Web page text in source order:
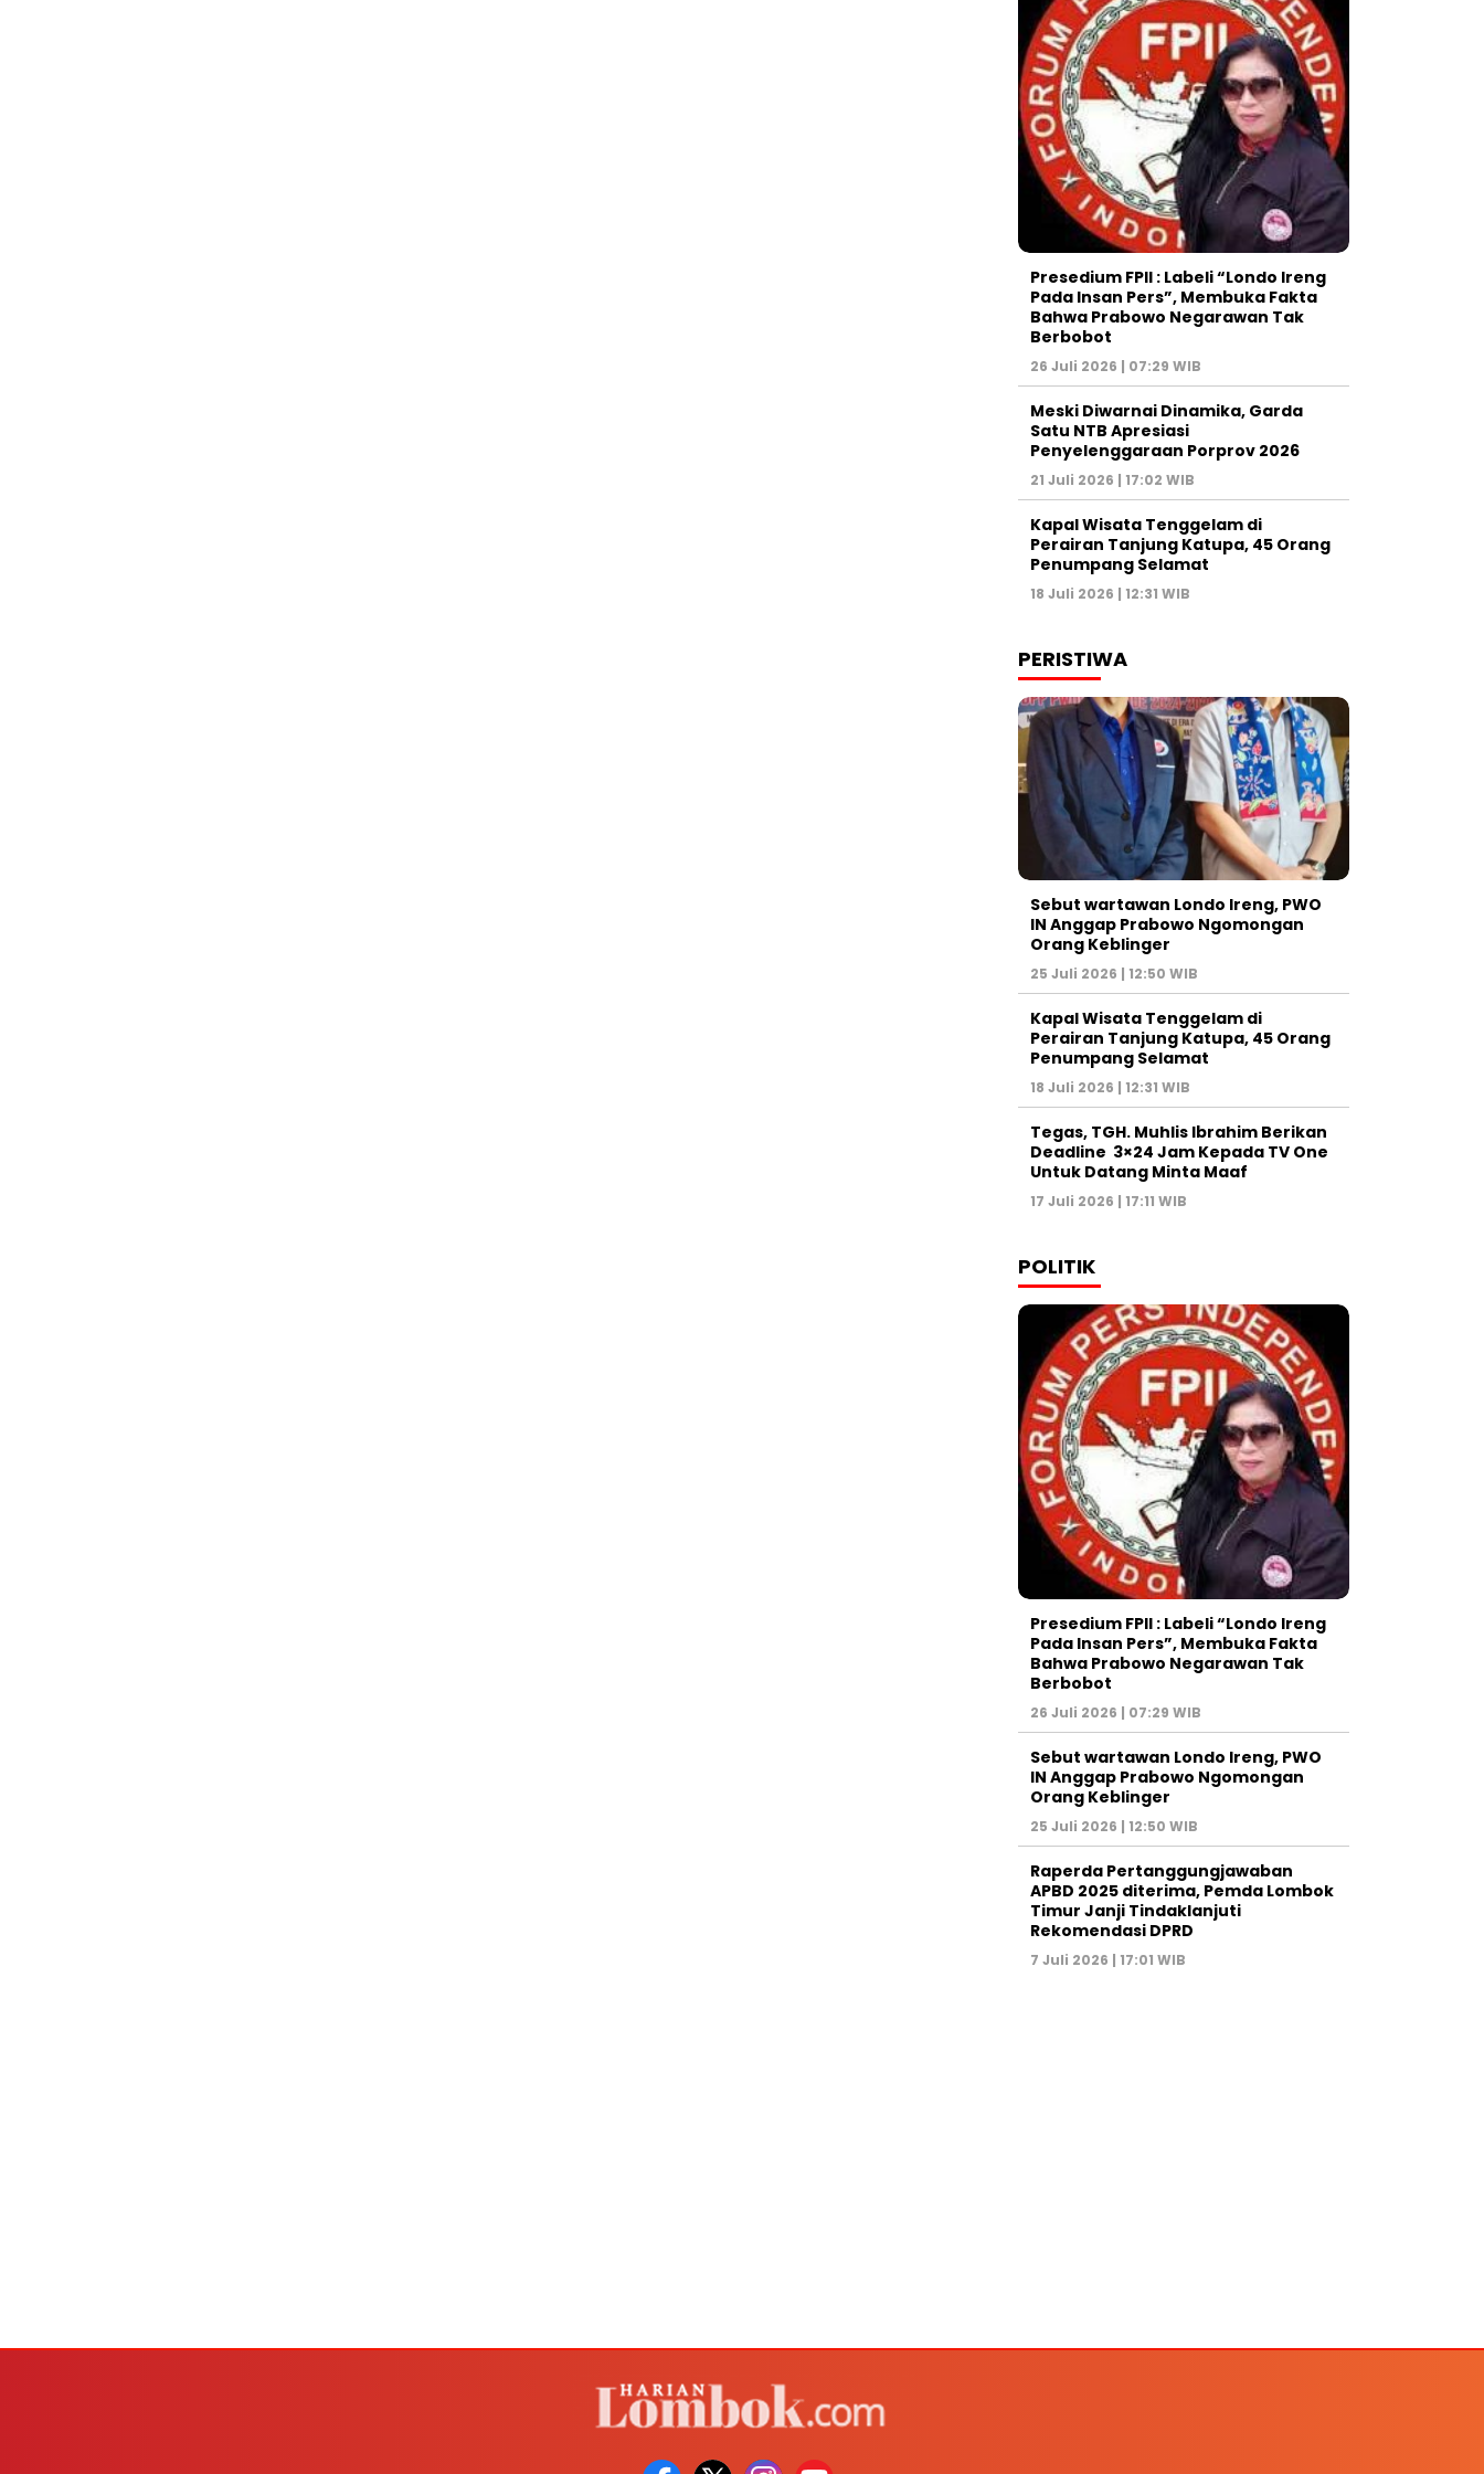
Presedium FPII : Labeli “Londo Ireng
Pada Insan Pers”, Membuka Fakta
Bahwa Prabowo Negarawan Tak
Berbobot
26 Juli 2026 | 07:29 WIB
Meski Diwarnai Dinamika, Garda
Satu NTB Apresiasi
Penyelenggaraan Porprov 2026 ‎
21 Juli 2026 | 17:02 WIB
Kapal Wisata Tenggelam di
Perairan Tanjung Katupa, 45 Orang
Penumpang Selamat
18 Juli 2026 | 12:31 WIB
PERISTIWA
Sebut wartawan Londo Ireng, PWO
IN Anggap Prabowo Ngomongan
Orang Keblinger
25 Juli 2026 | 12:50 WIB
Kapal Wisata Tenggelam di
Perairan Tanjung Katupa, 45 Orang
Penumpang Selamat
18 Juli 2026 | 12:31 WIB
Tegas, TGH. Muhlis Ibrahim Berikan
Deadline 3×24 Jam Kepada TV One
Untuk Datang Minta Maaf
17 Juli 2026 | 17:11 WIB
POLITIK
Presedium FPII : Labeli “Londo Ireng
Pada Insan Pers”, Membuka Fakta
Bahwa Prabowo Negarawan Tak
Berbobot
26 Juli 2026 | 07:29 WIB
Sebut wartawan Londo Ireng, PWO
IN Anggap Prabowo Ngomongan
Orang Keblinger
25 Juli 2026 | 12:50 WIB
Raperda Pertanggungjawaban
APBD 2025 diterima, Pemda Lombok
Timur Janji Tindaklanjuti
Rekomendasi DPRD
7 Juli 2026 | 17:01 WIB